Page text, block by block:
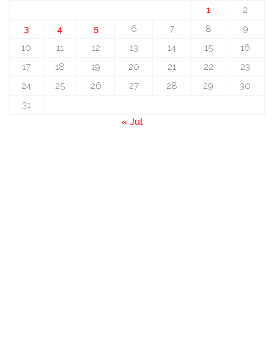
1
2
3
4 5 6 7 8
9
10
11 12 13 14 15
16
17
18 19 20 21 22
23
24
25 26 27 28 29
30
31
« Jul